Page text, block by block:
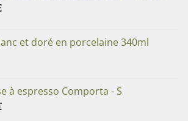
et doré en porcelaine 340ml
à espresso Comporta - S